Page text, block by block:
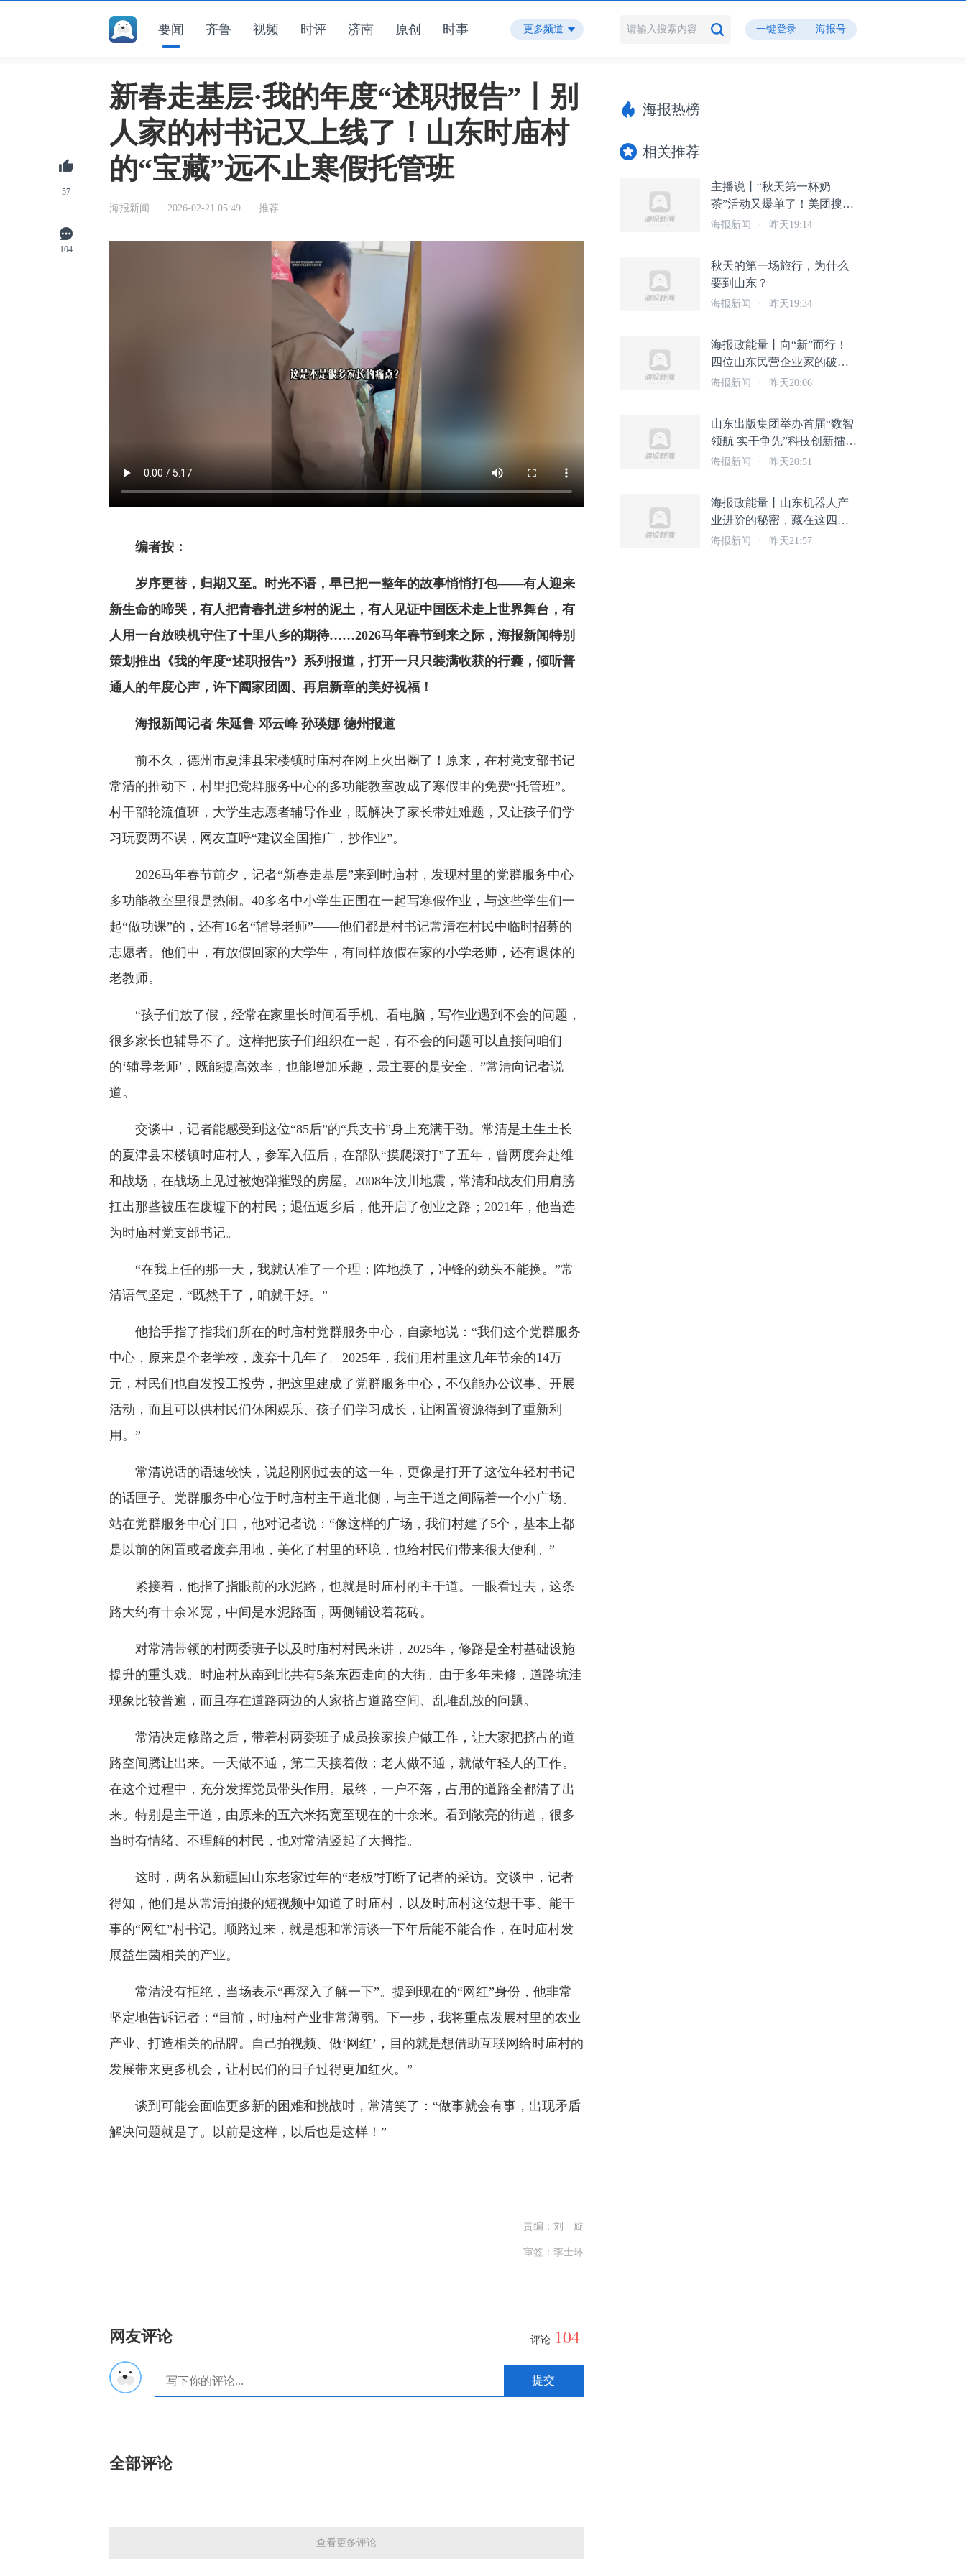
要闻 齐鲁 视频 时评 济南 原创 时事 更多频道 一键登录 海报号
57
104
新春走基层·我的年度“述职报告”丨别
人家的村书记又上线了！山东时庙村
的“宝藏”远不止寒假托管班
海报新闻 · 2026-02-21 05:49 · 推荐
编者按：
岁序更替，归期又至。时光不语，早已把一整年的故事悄悄打包——有人迎来
新生命的啼哭，有人把青春扎进乡村的泥土，有人见证中国医术走上世界舞台，有
人用一台放映机守住了十里八乡的期待……2026马年春节到来之际，海报新闻特别
策划推出《我的年度“述职报告”》系列报道，打开一只只装满收获的行囊，倾听普
通人的年度心声，许下阖家团圆、再启新章的美好祝福！
海报新闻记者 朱延鲁 邓云峰 孙瑛娜 德州报道
前不久，德州市夏津县宋楼镇时庙村在网上火出圈了！原来，在村党支部书记
常清的推动下，村里把党群服务中心的多功能教室改成了寒假里的免费“托管班”。
村干部轮流值班，大学生志愿者辅导作业，既解决了家长带娃难题，又让孩子们学
习玩耍两不误，网友直呼“建议全国推广，抄作业”。
2026马年春节前夕，记者“新春走基层”来到时庙村，发现村里的党群服务中心
多功能教室里很是热闹。40多名中小学生正围在一起写寒假作业，与这些学生们一
起“做功课”的，还有16名“辅导老师”——他们都是村书记常清在村民中临时招募的
志愿者。他们中，有放假回家的大学生，有同样放假在家的小学老师，还有退休的
老教师。
“孩子们放了假，经常在家里长时间看手机、看电脑，写作业遇到不会的问题，
很多家长也辅导不了。这样把孩子们组织在一起，有不会的问题可以直接问咱们
的‘辅导老师’，既能提高效率，也能增加乐趣，最主要的是安全。”常清向记者说
道。
交谈中，记者能感受到这位“85后”的“兵支书”身上充满干劲。常清是土生土长
的夏津县宋楼镇时庙村人，参军入伍后，在部队“摸爬滚打”了五年，曾两度奔赴维
和战场，在战场上见过被炮弹摧毁的房屋。2008年汶川地震，常清和战友们用肩膀
扛出那些被压在废墟下的村民；退伍返乡后，他开启了创业之路；2021年，他当选
为时庙村党支部书记。
“在我上任的那一天，我就认准了一个理：阵地换了，冲锋的劲头不能换。”常
清语气坚定，“既然干了，咱就干好。”
他抬手指了指我们所在的时庙村党群服务中心，自豪地说：“我们这个党群服务
中心，原来是个老学校，废弃十几年了。2025年，我们用村里这几年节余的14万
元，村民们也自发投工投劳，把这里建成了党群服务中心，不仅能办公议事、开展
活动，而且可以供村民们休闲娱乐、孩子们学习成长，让闲置资源得到了重新利
用。”
常清说话的语速较快，说起刚刚过去的这一年，更像是打开了这位年轻村书记
的话匣子。党群服务中心位于时庙村主干道北侧，与主干道之间隔着一个小广场。
站在党群服务中心门口，他对记者说：“像这样的广场，我们村建了5个，基本上都
是以前的闲置或者废弃用地，美化了村里的环境，也给村民们带来很大便利。”
紧接着，他指了指眼前的水泥路，也就是时庙村的主干道。一眼看过去，这条
路大约有十余米宽，中间是水泥路面，两侧铺设着花砖。
对常清带领的村两委班子以及时庙村村民来讲，2025年，修路是全村基础设施
提升的重头戏。时庙村从南到北共有5条东西走向的大街。由于多年未修，道路坑洼
现象比较普遍，而且存在道路两边的人家挤占道路空间、乱堆乱放的问题。
常清决定修路之后，带着村两委班子成员挨家挨户做工作，让大家把挤占的道
路空间腾让出来。一天做不通，第二天接着做；老人做不通，就做年轻人的工作。
在这个过程中，充分发挥党员带头作用。最终，一户不落，占用的道路全都清了出
来。特别是主干道，由原来的五六米拓宽至现在的十余米。看到敞亮的街道，很多
当时有情绪、不理解的村民，也对常清竖起了大拇指。
这时，两名从新疆回山东老家过年的“老板”打断了记者的采访。交谈中，记者
得知，他们是从常清拍摄的短视频中知道了时庙村，以及时庙村这位想干事、能干
事的“网红”村书记。顺路过来，就是想和常清谈一下年后能不能合作，在时庙村发
展益生菌相关的产业。
常清没有拒绝，当场表示“再深入了解一下”。提到现在的“网红”身份，他非常
坚定地告诉记者：“目前，时庙村产业非常薄弱。下一步，我将重点发展村里的农业
产业、打造相关的品牌。自己拍视频、做‘网红’，目的就是想借助互联网给时庙村的
发展带来更多机会，让村民们的日子过得更加红火。”
谈到可能会面临更多新的困难和挑战时，常清笑了：“做事就会有事，出现矛盾
解决问题就是了。以前是这样，以后也是这样！”
责编：刘 旋
审签：李士环
网友评论 评论 104
全部评论
查看更多评论
海报热榜
相关推荐
主播说丨“秋天第一杯奶
茶”活动又爆单了！美团搜索
秋奶整点抢免单，淘宝闪购
海报新闻 · 昨天19:14
秋天的第一场旅行，为什么
要到山东？
海报新闻 · 昨天19:34
海报政能量丨向“新”而行！
四位山东民营企业家的破局
之道
海报新闻 · 昨天20:06
山东出版集团举办首届“数智
领航 实干争先”科技创新擂台
赛
海报新闻 · 昨天20:51
海报政能量丨山东机器人产
业进阶的秘密，藏在这四个
关键词里
海报新闻 · 昨天21:57